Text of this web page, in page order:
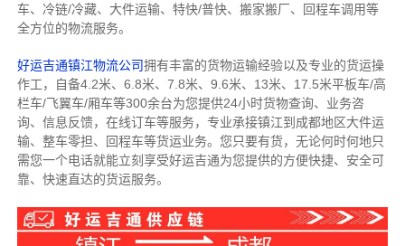
车、冷链/冷藏、大件运输、特快/普快、搬家搬厂、回程车调用等
全方位的物流服务。
好运吉通镇江物流公司拥有丰富的货物运输经验以及专业的货运操
作工，自备4.2米、6.8米、7.8米、9.6米、13米、17.5米平板车/高
栏车/飞翼车/厢车等300余台为您提供24小时货物查询、业务咨
询、信息反馈，在线订车等服务， 专业承接镇江到成都地区大件运
输、整车零担、回程车等货运业务。 您只要有货，无论何时何地只
需您一个电话就能立刻享受好运吉通为您提供的方便快捷、安全可
靠、快速直达的货运服务。